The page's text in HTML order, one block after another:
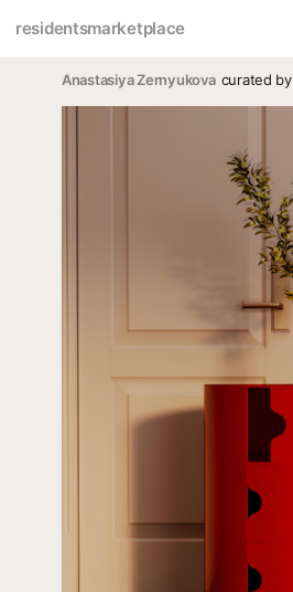
residentsmarketplace
Anastasiya Zernyukova curated by